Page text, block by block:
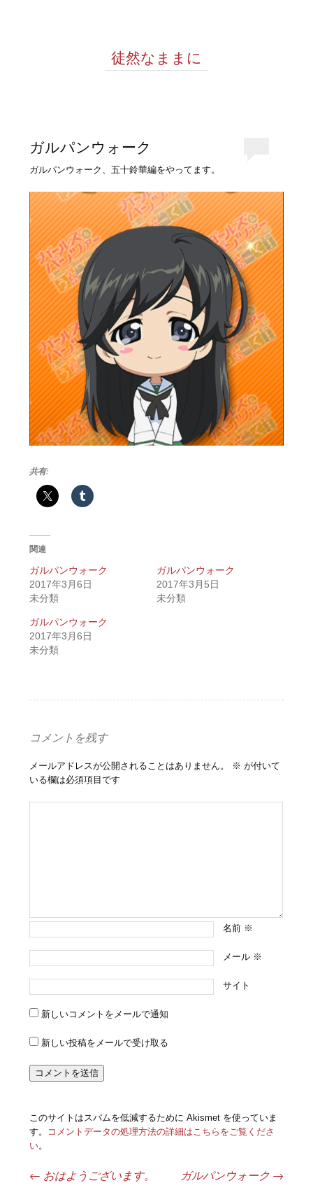
徒然なままに
ガルパンウォーク
ガルパンウォーク、五十鈴華編をやってます。
共有:
関連
ガルパンウォーク
2017年3月6日
未分類
ガルパンウォーク
2017年3月5日
未分類
ガルパンウォーク
2017年3月6日
未分類
コメントを残す
メールアドレスが公開されることはありません。 ※ が付いて
いる欄は必須項目です
名前 ※
メール ※
サイト
新しいコメントをメールで通知
新しい投稿をメールで受け取る
このサイトはスパムを低減するために Akismet を使っていま
す。
コメントデータの処理方法の詳細はこちらをご覧くださ
い。
投稿ナビゲーション
← おはようございます。 ガルパンウォーク →